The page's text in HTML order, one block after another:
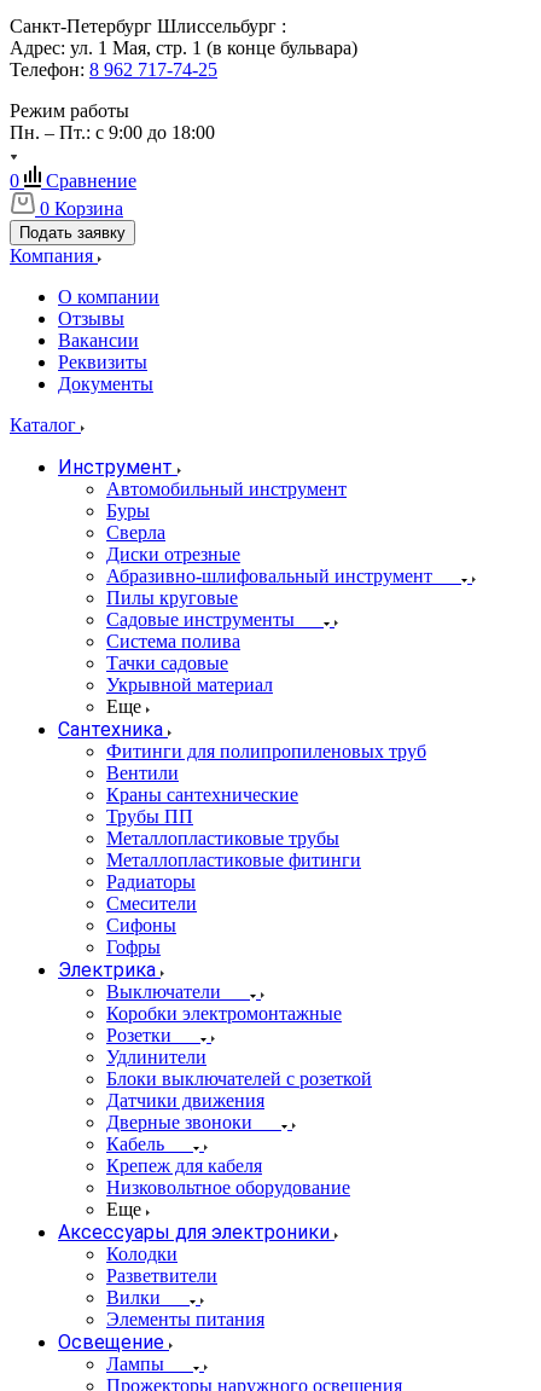
Санкт-Петербург Шлиссельбург :
Адрес: ул. 1 Мая, стр. 1 (в конце бульвара)
Телефон: 8 962 717-74-25
Режим работы
Пн. – Пт.: с 9:00 до 18:00
0
Сравнение
0 Корзина
Подать заявку
Компания
О компании
Отзывы
Вакансии
Реквизиты
Документы
Каталог
Инструмент
Автомобильный инструмент
Буры
Сверла
Диски отрезные
Абразивно-шлифовальный инструмент
Пилы круговые
Садовые инструменты
Система полива
Тачки садовые
Укрывной материал
Еще
Сантехника
Фитинги для полипропиленовых труб
Вентили
Краны сантехнические
Трубы ПП
Металлопластиковые трубы
Металлопластиковые фитинги
Радиаторы
Смесители
Сифоны
Гофры
Электрика
Выключатели
Коробки электромонтажные
Розетки
Удлинители
Блоки выключателей с розеткой
Датчики движения
Дверные звоноки
Кабель
Крепеж для кабеля
Низковольтное оборудование
Еще
Аксессуары для электроники
Колодки
Разветвители
Вилки
Элементы питания
Освещение
Лампы
Прожекторы наружного освещения